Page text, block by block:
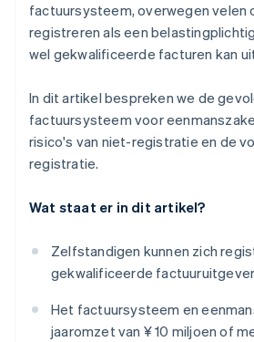
factuursysteem, overwegen velen
registreren als een
wel gekwalificeerde facturen kan
In dit artikel bespreken we de
factuursysteem voor
risico's van niet-registratie en de
registratie.
Wat staat er in dit artikel?
Zelfstandigen kunnen zich
gekwalificeerde factuuruitgever
Het factuursysteem en
jaaromzet van ¥ 10 miljoen of